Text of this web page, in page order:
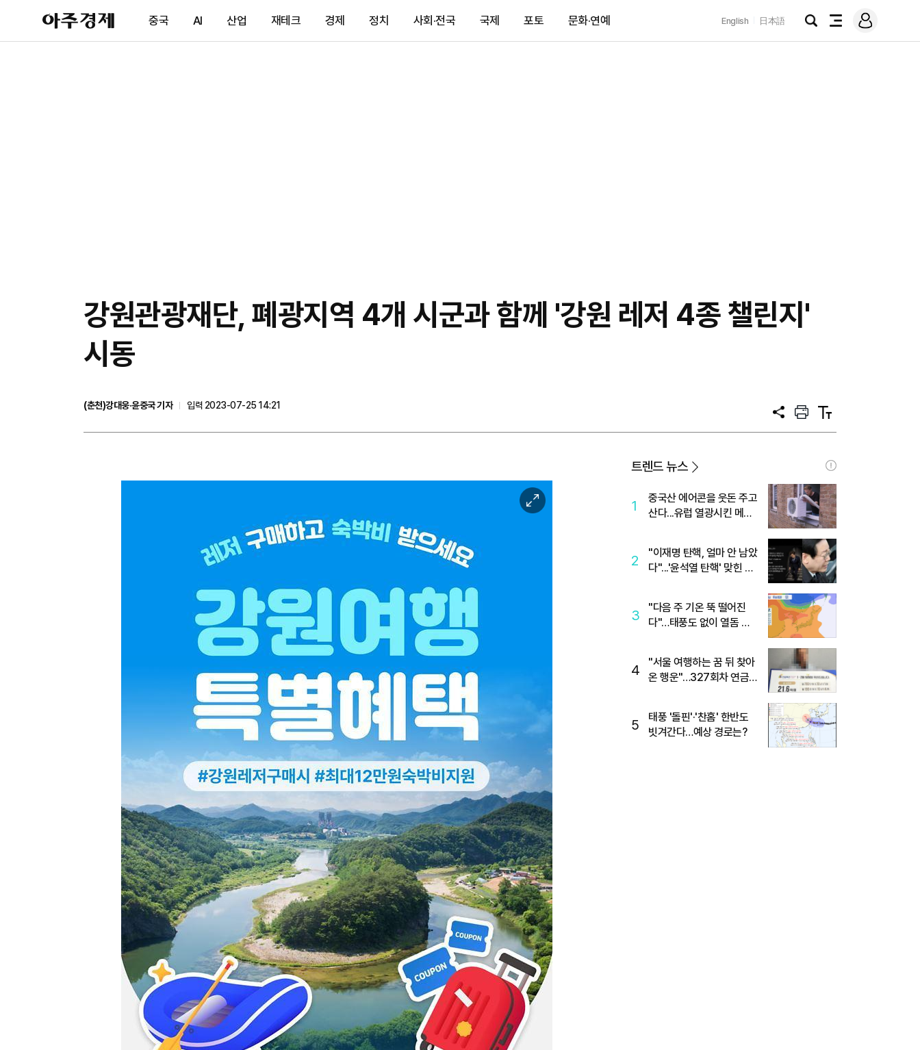
아
주
제
중국 AI 산업 재테크 경제 정치 사회·전국 국제 포토 문화·연예 English 日本語
검
전
메
그
강원관광재단, 폐광지역 4개 시군과 함께 '강원 레저 4종 챌린지'
시동
(춘천)강대웅·윤중국 기자
입력 2023-07-25 14:21
공
프
트
텍
트
이
미
트렌드 뉴스
1
중국산 에어콘을 웃돈 주고
산다...유럽 열광시킨 메이
2
"이재명 탄핵, 얼마 안 남았
다"...'윤석열 탄핵' 맞힌 무
3
"다음 주 기온 뚝 떨어진
다"…태풍도 없이 열돔 박
4
"서울 여행하는 꿈 뒤 찾아
온 행운"…327회차 연금
5
태풍 '돌핀'·'찬홈' 한반도
빗겨간다…예상 경로는?